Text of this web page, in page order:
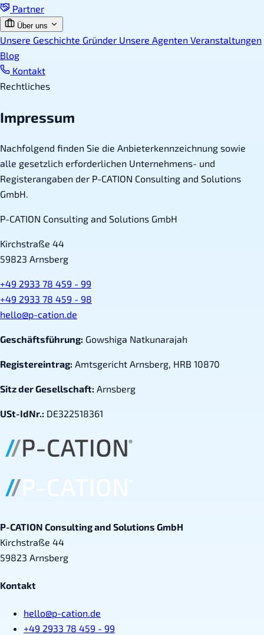
Partner
Über uns
Unsere Geschichte Gründer Unsere Agenten Veranstaltungen
Blog
Kontakt
Rechtliches
Impressum
Nachfolgend finden Sie die Anbieterkennzeichnung sowie
alle gesetzlich erforderlichen Unternehmens- und
Registerangaben der P-CATION Consulting and Solutions
GmbH.
P-CATION Consulting and Solutions GmbH
Kirchstraße 44
59823 Arnsberg
+49 2933 78 459 - 99
+49 2933 78 459 - 98
hello@p-cation.de
Geschäftsführung: Gowshiga Natkunarajah
Registereintrag: Amtsgericht Arnsberg, HRB 10870
Sitz der Gesellschaft: Arnsberg
USt-IdNr.: DE322518361
P-CATION Consulting and Solutions GmbH
Kirchstraße 44
59823 Arnsberg
Kontakt
hello@p-cation.de
+49 2933 78 459 - 99